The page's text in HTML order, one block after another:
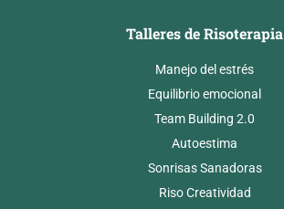
Talleres de Risoterapia
Manejo del estrés
Equilibrio emocional
Team Building 2.0
Autoestima
Sonrisas Sanadoras
Riso Creatividad